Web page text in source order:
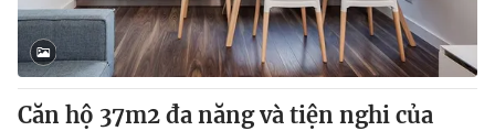
Căn hộ 37m2 đa năng và tiện nghi của